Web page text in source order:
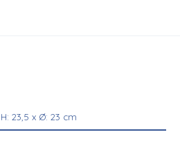
H: 23,5 x Ø: 23 cm